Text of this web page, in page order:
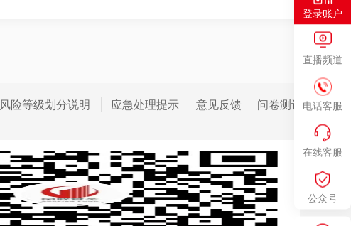
登录账户
直播频道
电话客服
在线客服
公众号
风险等级划分说明 应急处理提示 意见反馈 问卷测评